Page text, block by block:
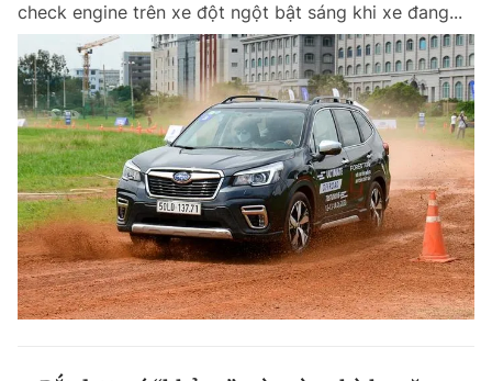
check engine trên xe đột ngột bật sáng khi xe đang...